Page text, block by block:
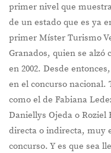
primer nivel que
de un estado que es ya
primer Míster Turismo
Granados, quien se
en 2002. Desde
en el concurso nacional.
como el de Fabiana
Daniellys Ojeda o Roziel
directa o indirecta, muy
concurso. Y es que sea